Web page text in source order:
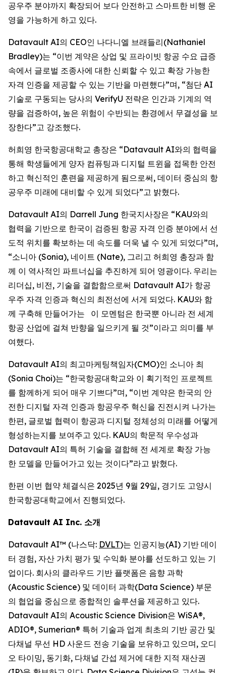
공우주 분야까지 확장되어 보다 안전하고 스마트한 비행 운
영을 가능하게 하고 있다.
Datavault AI의 CEO인 나다니엘 브래들리(Nathaniel
Bradley)는 “이번 계약은 상업 및 프라이빗 항공 수요 급증
속에서 글로벌 조종사에 대한 신뢰할 수 있고 확장 가능한
자격 인증을 제공할 수 있는 기반을 마련했다”며, “첨단 AI
기술로 구동되는 당사의 VerifyU 전략은 인간과 기계의 역
량을 검증하여, 높은 위험이 수반되는 환경에서 무결성을 보
장한다”고 강조했다.
허희영 한국항공대학교 총장은 “Datavault AI와의 협력을
통해 학생들에게 양자 컴퓨팅과 디지털 트윈을 접목한 안전
하고 혁신적인 훈련을 제공하게 됨으로써, 데이터 중심의 항
공우주 미래에 대비할 수 있게 되었다”고 밝혔다.
Datavault AI의 Darrell Jung 한국지사장은 “KAU와의
협력을 기반으로 한국이 검증된 항공 자격 인증 분야에서 선
도적 위치를 확보하는 데 속도를 더욱 낼 수 있게 되었다”며,
“소니아 (Sonia), 네이트 (Nate), 그리고 허희영 총장과 함
께 이 역사적인 파트너십을 추진하게 되어 영광이다. 우리는
리더십, 비전, 기술을 결합함으로써 Datavault AI가 항공
우주 자격 인증과 혁신의 최전선에 서게 되었다. KAU와 함
께 구축해 만들어가는 이 모멘텀은 한국뿐 아니라 전 세계
항공 산업에 걸쳐 반향을 일으키게 될 것”이라고 의미를 부
여했다.
Datavault AI의 최고마케팅책임자(CMO)인 소니아 최
(Sonia Choi)는 “한국항공대학교와 이 획기적인 프로젝트
를 함께하게 되어 매우 기쁘다”며, “이번 계약은 한국의 안
전한 디지털 자격 인증과 항공우주 혁신을 진전시켜 나가는
한편, 글로벌 협력이 항공과 디지털 정체성의 미래를 어떻게
형성하는지를 보여주고 있다. KAU의 학문적 우수성과
Datavault AI의 특허 기술을 결합해 전 세계로 확장 가능
한 모델을 만들어가고 있는 것이다”라고 밝혔다.
한편 이번 협약 체결식은 2025년 9월 29일, 경기도 고양시
한국항공대학교에서 진행되었다.
Datavault AI Inc. 소개
Datavault AI™ (나스닥: DVLT)는 인공지능(AI) 기반 데이
터 경험, 자산 가치 평가 및 수익화 분야를 선도하고 있는 기
업이다. 회사의 클라우드 기반 플랫폼은 음향 과학
(Acoustic Science) 및 데이터 과학(Data Science) 부문
의 협업을 중심으로 종합적인 솔루션을 제공하고 있다.
Datavault AI의 Acoustic Science Division은 WiSA®,
ADIO®, Sumerian® 특허 기술과 업계 최초의 기반 공간 및
다채널 무선 HD 사운드 전송 기술을 보유하고 있으며, 오디
오 타이밍, 동기화, 다채널 간섭 제거에 대한 지적 재산권